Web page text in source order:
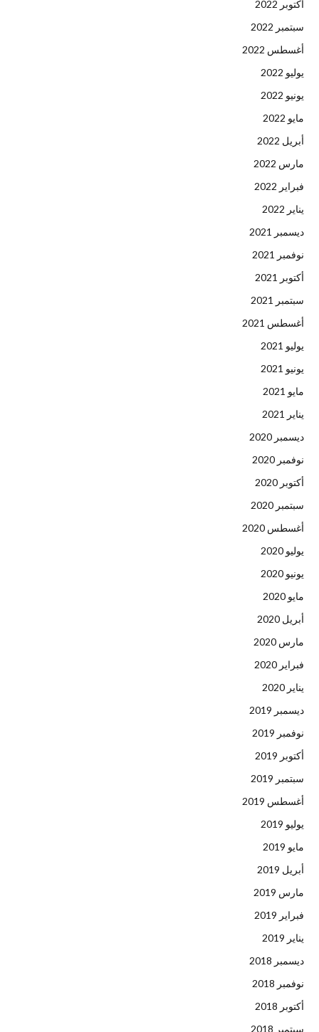
أكتوبر 2022
سبتمبر 2022
أغسطس 2022
يوليو 2022
يونيو 2022
مايو 2022
أبريل 2022
مارس 2022
فبراير 2022
يناير 2022
ديسمبر 2021
نوفمبر 2021
أكتوبر 2021
سبتمبر 2021
أغسطس 2021
يوليو 2021
يونيو 2021
مايو 2021
يناير 2021
ديسمبر 2020
نوفمبر 2020
أكتوبر 2020
سبتمبر 2020
أغسطس 2020
يوليو 2020
يونيو 2020
مايو 2020
أبريل 2020
مارس 2020
فبراير 2020
يناير 2020
ديسمبر 2019
نوفمبر 2019
أكتوبر 2019
سبتمبر 2019
أغسطس 2019
يوليو 2019
مايو 2019
أبريل 2019
مارس 2019
فبراير 2019
يناير 2019
ديسمبر 2018
نوفمبر 2018
أكتوبر 2018
سبتمبر 2018